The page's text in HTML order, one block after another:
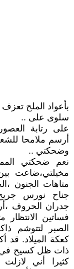
بأعواد الملح تعزف
سلوى على ..
على رتابة
أرسم ملامحا
وضحكتي ..
نعم ضحكتي
مخيلتي،ضاعت
متاهات الجنون
جناح نورس جريح
جدران الحروف
فساتين
الصبر لتتوشم
كعكة الميلاد. قد
ذات ظل كسيح في
كثيرا أني